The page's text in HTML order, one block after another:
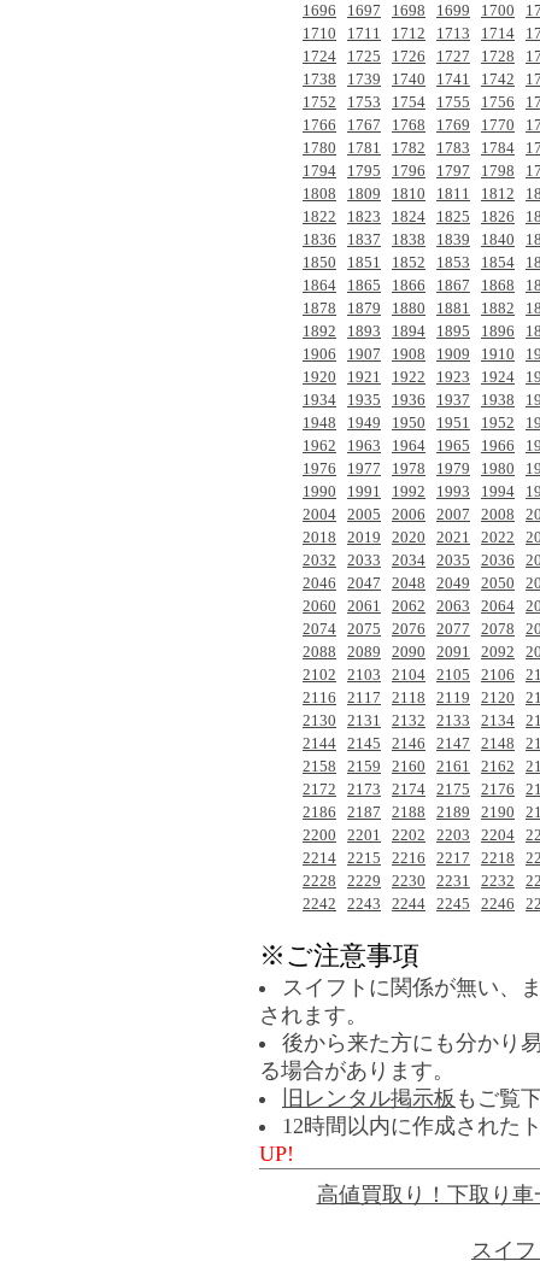
1696
1697 1698 1699 1700
1710
1711 1712 1713 1714
1724
1725 1726 1727 1728
1738
1739 1740 1741 1742
1752
1753 1754 1755 1756
1766
1767 1768 1769 1770
1780
1781 1782 1783 1784
1794
1795 1796 1797 1798
1808
1809 1810 1811 1812
1822
1823 1824 1825 1826
1836
1837 1838 1839 1840
1850
1851 1852 1853 1854
1864
1865 1866 1867 1868
1878
1879 1880 1881 1882
1892
1893 1894 1895 1896
1906
1907 1908 1909 1910
1920
1921 1922 1923 1924
1934
1935 1936 1937 1938
1948
1949 1950 1951 1952
1962
1963 1964 1965 1966
1976
1977 1978 1979 1980
1990
1991 1992 1993 1994
2004 2005 2006 2007 2008
2018
2019 2020 2021 2022
2032
2033 2034 2035 2036
2046
2047 2048 2049 2050
2060
2061 2062 2063 2064
2074 2075 2076 2077 2078
2088
2089 2090 2091 2092
2102
2103 2104 2105 2106
2116
2117 2118 2119 2120
2130
2131 2132 2133 2134
2144 2145 2146 2147 2148
2158
2159 2160 2161 2162
2172
2173 2174 2175 2176
2186
2187 2188 2189 2190
2200
2201 2202 2203 2204
2214 2215 2216 2217 2218
2228
2229 2230 2231 2232
2242
2243 2244 2245 2246
※ご注意事項
スイフトに関係が無い、
されます。
後から来た方にも分かり
る場合があります。
旧レンタル掲示板 もご覧
12時間以内に作成された
UP!
高値買取り！下取り車
スイ